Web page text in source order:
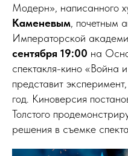
Модерн», написанного
Каменевым, почетным
Императорской
сентября 19:00 на
спектакля-кино
представит
год. Киноверсия
Толстого
решения в съемке